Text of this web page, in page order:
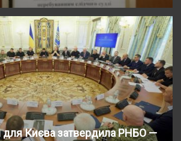
для Києва затвердила РНБО —